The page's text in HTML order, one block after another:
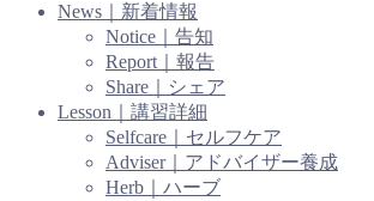
News｜新着情報
Notice｜告知
Report｜報告
Share｜シェア
Lesson｜講習詳細
Selfcare｜セルフケア
Adviser｜アドバイザー養成
Herb｜ハーブ